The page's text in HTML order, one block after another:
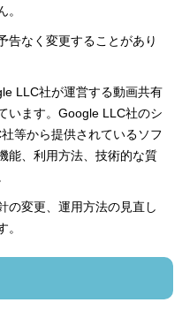
。
告なく変更することがあり
LLC社が運営する動画共有
います。Google LLC社のシ
等から提供されているソフ
能、利用方法、技術的な質
の変更、運用方法の見直し
。